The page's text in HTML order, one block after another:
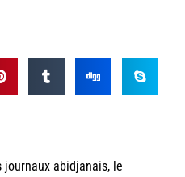
journaux abidjanais, le